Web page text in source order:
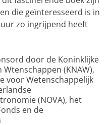
die geïnteresseerd is in
zo ingrijpend heeft
door de Koninklijke
(KNAW),
voor Wetenschappelijk
(NOVA), het
en de